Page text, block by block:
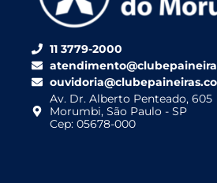
11 3779-2000
Av. Dr. Alberto Penteado, 605
Morumbi, São Paulo - SP
Cep: 05678-000